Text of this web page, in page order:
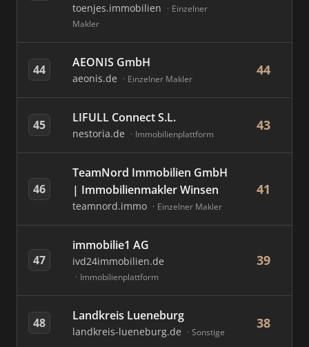
toenjes.immobilien
Einzelner
Makler
44 AEONIS GmbH
aeonis.de Einzelner Makler
44
45 LIFULL Connect S.L.
nestoria.de Immobilienplattform
43
46
TeamNord Immobilien GmbH
| Immobilienmakler Winsen
teamnord.immo Einzelner Makler
41
47
immobilie1 AG
ivd24immobilien.de
Immobilienplattform
39
48 Landkreis Lueneburg
landkreis-lueneburg.de Sonstige
38